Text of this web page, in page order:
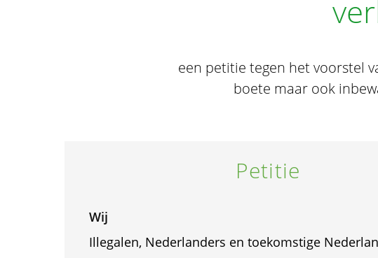
een petitie tegen het voorstel
boete maar ook
Petitie
Wij
Illegalen, Nederlanders en toekomstige